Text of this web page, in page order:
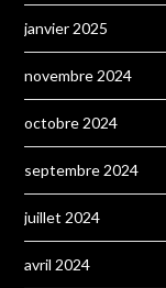
janvier 2025
novembre 2024
octobre 2024
septembre 2024
juillet 2024
avril 2024